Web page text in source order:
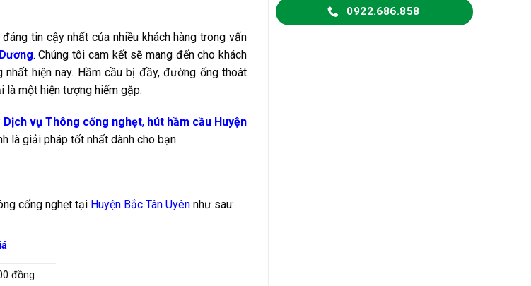
tin cậy nhất của nhiều khách hàng trong vấn
. Chúng tôi cam kết sẽ mang đến cho khách
hiện nay. Hầm cầu bị đầy, đường ống thoát
là một hiện tượng hiếm gặp.
Dịch vụ Thông cống nghẹt, hút hầm cầu Huyện
là giải pháp tốt nhất dành cho bạn.
cống nghẹt tại Huyện Bắc Tân Uyên như sau:
đồng
0922.686.858